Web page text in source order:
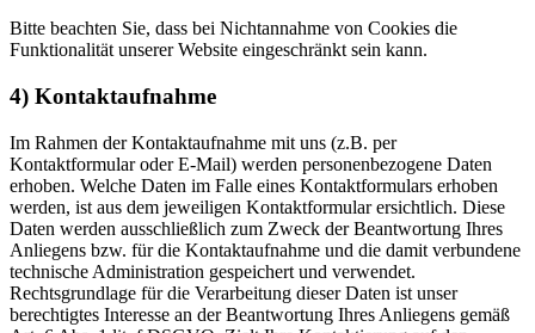
Bitte beachten Sie, dass bei Nichtannahme von Cookies die
Funktionalität unserer Website eingeschränkt sein kann.
4) Kontaktaufnahme
Im Rahmen der Kontaktaufnahme mit uns (z.B. per
Kontaktformular oder E-Mail) werden personenbezogene Daten
erhoben. Welche Daten im Falle eines Kontaktformulars erhoben
werden, ist aus dem jeweiligen Kontaktformular ersichtlich. Diese
Daten werden ausschließlich zum Zweck der Beantwortung Ihres
Anliegens bzw. für die Kontaktaufnahme und die damit verbundene
technische Administration gespeichert und verwendet.
Rechtsgrundlage für die Verarbeitung dieser Daten ist unser
berechtigtes Interesse an der Beantwortung Ihres Anliegens gemäß